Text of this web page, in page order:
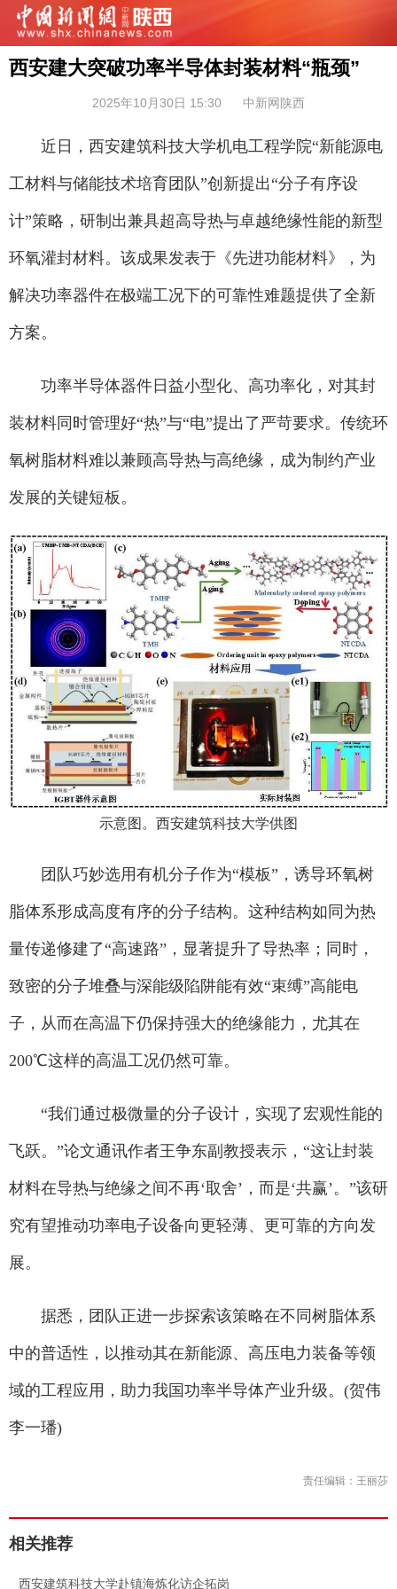
西安建大突破功率半导体封装材料“瓶颈”
2025年10月30日 15:30 中新网陕西
近日，西安建筑科技大学机电工程学院“新能源电
工材料与储能技术培育团队”创新提出“分子有序设
计”策略，研制出兼具超高导热与卓越绝缘性能的新型
环氧灌封材料。该成果发表于《先进功能材料》，为
解决功率器件在极端工况下的可靠性难题提供了全新
方案。
功率半导体器件日益小型化、高功率化，对其封
装材料同时管理好“热”与“电”提出了严苛要求。传统环
氧树脂材料难以兼顾高导热与高绝缘，成为制约产业
发展的关键短板。
示意图。西安建筑科技大学供图
团队巧妙选用有机分子作为“模板”，诱导环氧树
脂体系形成高度有序的分子结构。这种结构如同为热
量传递修建了“高速路”，显著提升了导热率；同时，
致密的分子堆叠与深能级陷阱能有效“束缚”高能电
子，从而在高温下仍保持强大的绝缘能力，尤其在
200℃这样的高温工况仍然可靠。
“我们通过极微量的分子设计，实现了宏观性能的
飞跃。”论文通讯作者王争东副教授表示，“这让封装
材料在导热与绝缘之间不再‘取舍’，而是‘共赢’。”该研
究有望推动功率电子设备向更轻薄、更可靠的方向发
展。
据悉，团队正进一步探索该策略在不同树脂体系
中的普适性，以推动其在新能源、高压电力装备等领
域的工程应用，助力我国功率半导体产业升级。(贺伟
李一璠)
责任编辑：王丽莎
相关推荐
西安建筑科技大学赴镇海炼化访企拓岗